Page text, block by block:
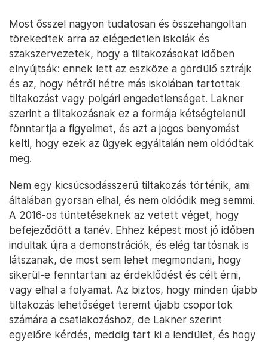
Most ősszel nagyon tudatosan és összehangoltan
törekedtek arra az elégedetlen iskolák és
szakszervezetek, hogy a tiltakozásokat időben
elnyújtsák: ennek lett az eszköze a gördülő sztrájk
és az, hogy hétről hétre más iskolában tartottak
tiltakozást vagy polgári engedetlenséget. Lakner
szerint a tiltakozásnak ez a formája kétségtelenül
fönntartja a figyelmet, és azt a jogos benyomást
kelti, hogy ezek az ügyek egyáltalán nem oldódtak
meg.
Nem egy kicsúcsodásszerű tiltakozás történik, ami
általában gyorsan elhal, és nem oldódik meg semmi.
A 2016-os tüntetéseknek az vetett véget, hogy
befejeződött a tanév. Ehhez képest most jó időben
indultak újra a demonstrációk, és elég tartósnak is
látszanak, de most sem lehet megmondani, hogy
sikerül-e fenntartani az érdeklődést és célt érni,
vagy elhal a folyamat. Az biztos, hogy minden újabb
tiltakozás lehetőséget teremt újabb csoportok
számára a csatlakozáshoz, de Lakner szerint
egyelőre kérdés, meddig tart ki a lendület, és hogy